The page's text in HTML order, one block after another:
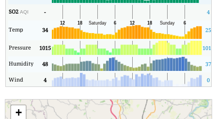
SO2AQI - 4
Temp 34 25
Pressure 1015 1012
Humidity 48 37
Wind 4 0
+